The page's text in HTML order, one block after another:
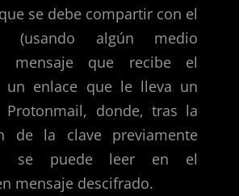
se debe compartir con el
(usando algún medio
mensaje que recibe el
un enlace que le lleva un
Protonmail, donde, tras la
de la clave previamente
se puede leer en el
mensaje descifrado.